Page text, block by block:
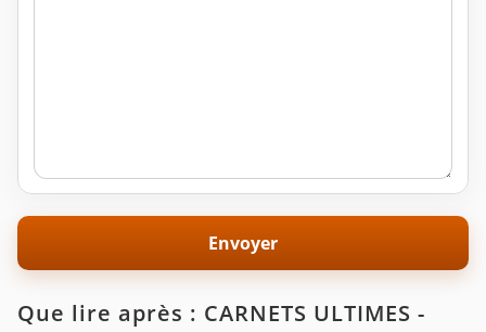
Que lire après : CARNETS ULTIMES -